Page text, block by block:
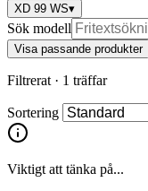
XD 99 WS▾
Sök modell
Visa passande produkter
Filtrerat · 1 träffar
Sortering
Viktigt att tänka på...